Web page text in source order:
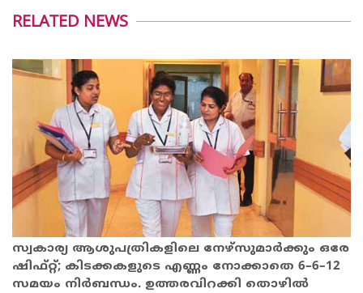
RELATED NEWS
സ്വകാര്യ ആശുപത്രികളിലെ നേഴ്സുമാർക്കും ഒരേ
ഷിഫ്റ്റ്; കിടക്കകളുടെ എണ്ണം നോക്കാതെ 6–6–12
സമയം നിർബന്ധം. ഉത്തരവിറക്കി തൊഴിൽ